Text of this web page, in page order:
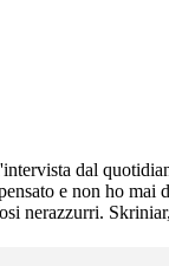
dal
e non ho
nerazzurri.